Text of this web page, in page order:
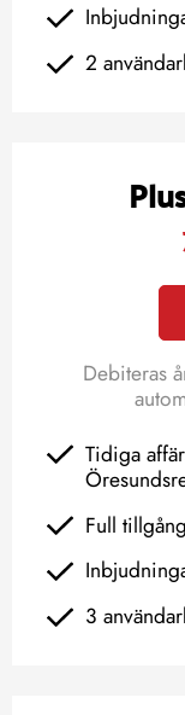
2
Debiteras
Tidiga
Full
3